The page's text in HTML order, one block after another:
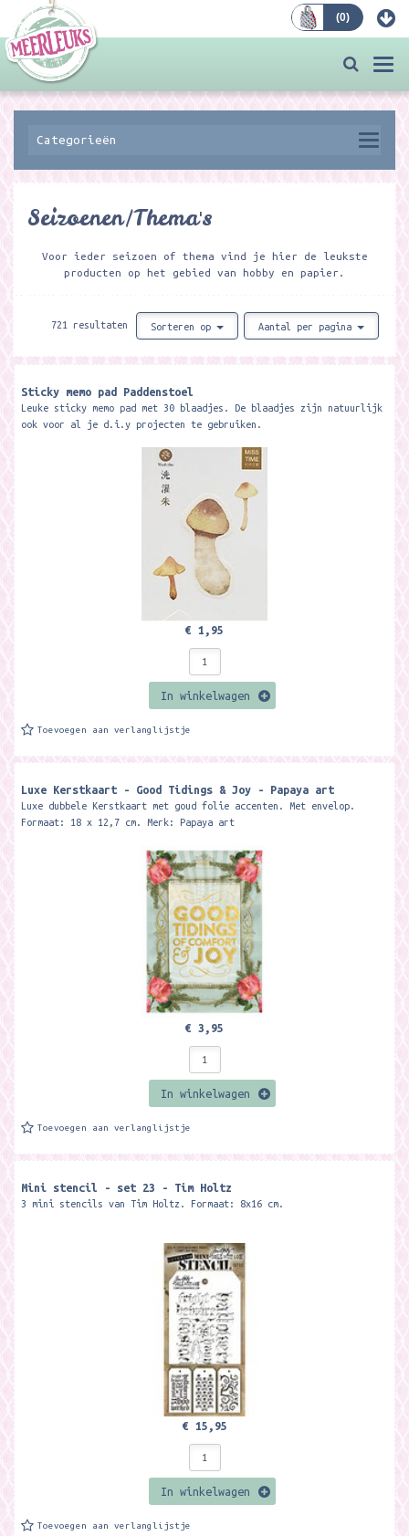
(0)
Categorieën
Seizoenen/Thema's
Voor ieder seizoen of thema vind je hier de leukste
producten op het gebied van hobby en papier.
721 resultaten Sorteren op Aantal per pagina
Sticky memo pad Paddenstoel
Leuke sticky memo pad met 30 blaadjes. De blaadjes zijn natuurlijk
ook voor al je d.i.y projecten te gebruiken.
€ 1,95
In winkelwagen
Toevoegen aan verlanglijstje
Luxe Kerstkaart - Good Tidings & Joy - Papaya art
Luxe dubbele Kerstkaart met goud folie accenten. Met envelop.
Formaat: 18 x 12,7 cm. Merk: Papaya art
€ 3,95
In winkelwagen
Toevoegen aan verlanglijstje
Mini stencil - set 23 - Tim Holtz
3 mini stencils van Tim Holtz. Formaat: 8x16 cm.
€ 15,95
In winkelwagen
Toevoegen aan verlanglijstje